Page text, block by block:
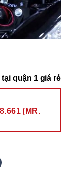
quận 1 giá rẻ
(MR.